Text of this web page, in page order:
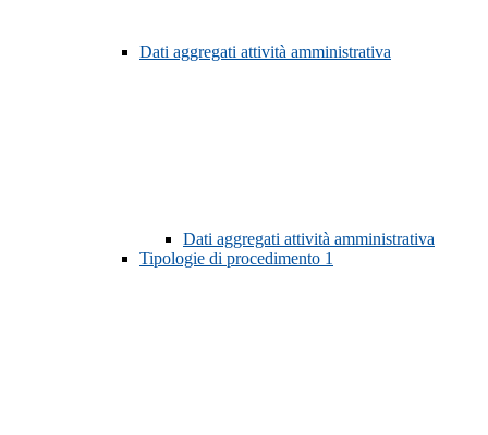
Dati aggregati attività amministrativa
Dati aggregati attività amministrativa
Tipologie di procedimento 1